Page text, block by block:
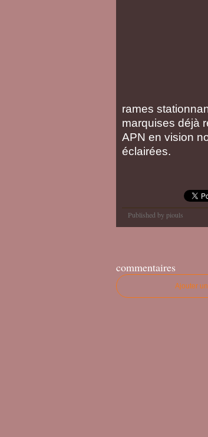
rames
marquises déjà
APN en vision
éclairées.
Published by piouls
commentaires
Ajouter